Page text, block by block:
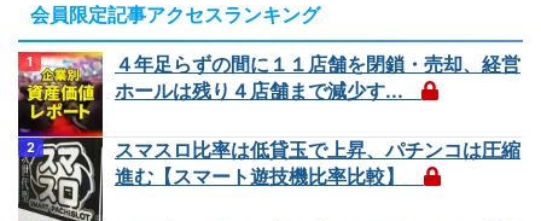
会員限定記事アクセスランキング
４年足らずの間に１１店舗を閉鎖・売却、経営
ホールは残り４店舗まで減少す...
スマスロ比率は低貸玉で上昇、パチンコは圧縮
進む【スマート遊技機比率比較】